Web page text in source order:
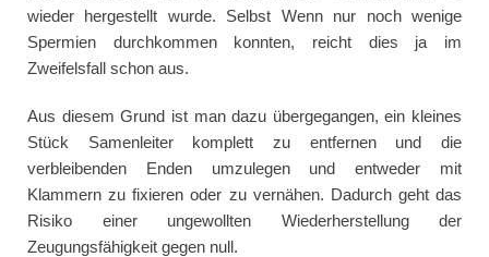
wieder hergestellt wurde. Selbst Wenn nur noch wenige
Spermien durchkommen konnten, reicht dies ja im
Zweifelsfall schon aus.
Aus diesem Grund ist man dazu übergegangen, ein kleines
Stück Samenleiter komplett zu entfernen und die
verbleibenden Enden umzulegen und entweder mit
Klammern zu fixieren oder zu vernähen. Dadurch geht das
Risiko einer ungewollten Wiederherstellung der
Zeugungsfähigkeit gegen null.